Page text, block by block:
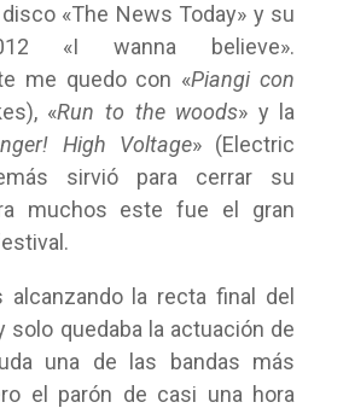
«The News Today» y su
«I wanna believe».
me quedo con «Piangi con
«Run to the woods» y la
High Voltage» (Electric
sirvió para cerrar su
muchos este fue el gran
alcanzando la recta final del
solo quedaba la actuación de
una de las bandas más
el parón de casi una hora